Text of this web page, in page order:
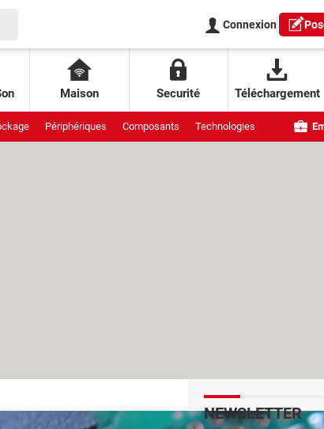
Connexion
Maison Securité Téléchargement
Périphériques Composants Technologies
NEWSLETTER